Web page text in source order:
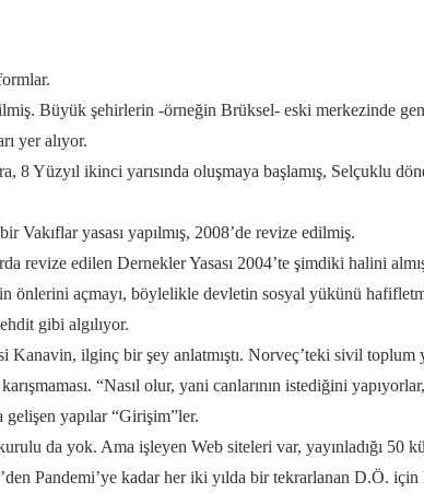
Büyük şehirlerin -örneğin Brüksel- eski merkezinde
yer alıyor.
Yüzyıl ikinci yarısında oluşmaya başlamış, Selçuklu
Vakıflar yasası yapılmış, 2008’de revize edilmiş.
revize edilen Dernekler Yasası 2004’te şimdiki halini
açmayı, böylelikle devletin sosyal yükünü
gibi algılıyor.
ilginç bir şey anlatmıştı. Norveç’teki sivil toplum
“Nasıl olur, yani canlarının istediğini
gelişen yapılar “Girişim”ler.
da yok. Ama işleyen Web siteleri var, yayınladığı 50
Pandemi’ye kadar her iki yılda bir tekrarlanan D.Ö. için